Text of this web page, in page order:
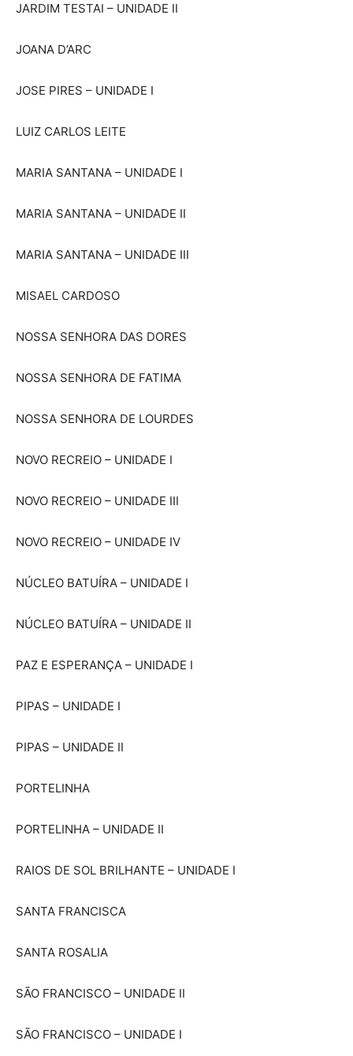
JARDIM TESTAI – UNIDADE II
JOANA D’ARC
JOSE PIRES – UNIDADE I
LUIZ CARLOS LEITE
MARIA SANTANA – UNIDADE I
MARIA SANTANA – UNIDADE II
MARIA SANTANA – UNIDADE III
MISAEL CARDOSO
NOSSA SENHORA DAS DORES
NOSSA SENHORA DE FATIMA
NOSSA SENHORA DE LOURDES
NOVO RECREIO – UNIDADE I
NOVO RECREIO – UNIDADE III
NOVO RECREIO – UNIDADE IV
NÚCLEO BATUÍRA – UNIDADE I
NÚCLEO BATUÍRA – UNIDADE II
PAZ E ESPERANÇA – UNIDADE I
PIPAS – UNIDADE I
PIPAS – UNIDADE II
PORTELINHA
PORTELINHA – UNIDADE II
RAIOS DE SOL BRILHANTE – UNIDADE I
SANTA FRANCISCA
SANTA ROSALIA
SÃO FRANCISCO – UNIDADE II
SÃO FRANCISCO – UNIDADE I